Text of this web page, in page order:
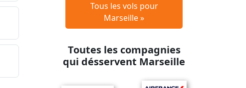
Tous les vols pour
Marseille »
Toutes les compagnies
qui désservent Marseille